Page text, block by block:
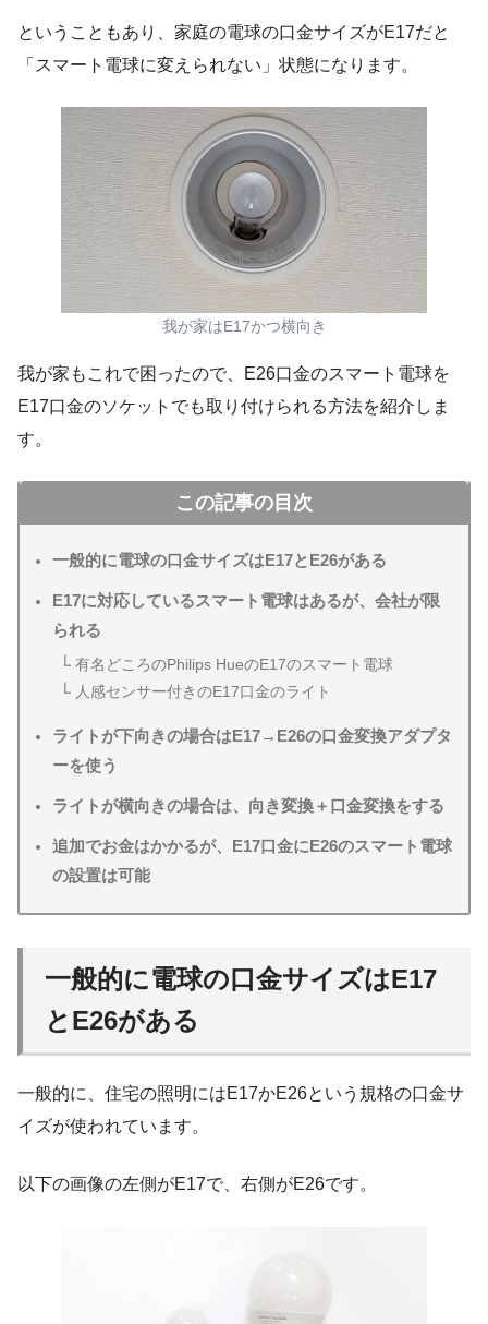
ということもあり、家庭の電球の口金サイズがE17だと
「スマート電球に変えられない」状態になります。
我が家はE17かつ横向き
我が家もこれで困ったので、E26口金のスマート電球を
E17口金のソケットでも取り付けられる方法を紹介しま
す。
この記事の目次
一般的に電球の口金サイズはE17とE26がある
E17に対応しているスマート電球はあるが、会社が限
られる
有名どころのPhilips HueのE17のスマート電球
人感センサー付きのE17口金のライト
ライトが下向きの場合はE17→E26の口金変換アダプタ
ーを使う
ライトが横向きの場合は、向き変換＋口金変換をする
追加でお金はかかるが、E17口金にE26のスマート電球
の設置は可能
一般的に電球の口金サイズはE17
とE26がある
一般的に、住宅の照明にはE17かE26という規格の口金サ
イズが使われています。
以下の画像の左側がE17で、右側がE26です。